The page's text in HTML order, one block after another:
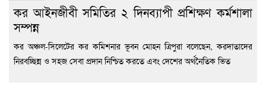
কর আইনজীবী সমিতির ২ দিনব্যাপী প্রশিক্ষণ কর্মশালা
সম্পন্ন
কর অঞ্চল-সিলেটের কর কমিশনার ভূবন মোহন ত্রিপুরা বলেছেন, করদাতাদের
নিরবচ্ছিন্ন ও সহজ সেবা প্রদান নিশ্চিত করতে এবং দেশের অর্থনৈতিক ভিত